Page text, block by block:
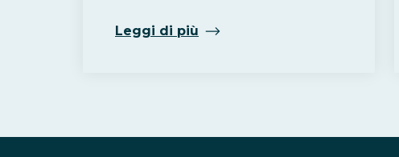
Leggi di più